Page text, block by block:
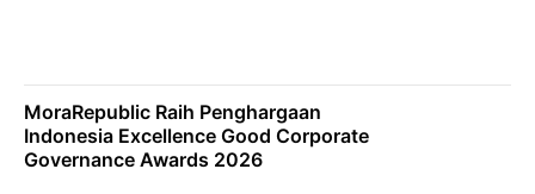
MoraRepublic Raih Penghargaan
Indonesia Excellence Good Corporate
Governance Awards 2026